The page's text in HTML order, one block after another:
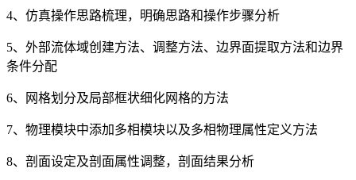
4、仿真操作思路梳理，明确思路和操作步骤分析
5、外部流体域创建方法、调整方法、边界面提取方法和边界
条件分配
6、网格划分及局部框状细化网格的方法
7、物理模块中添加多相模块以及多相物理属性定义方法
8、剖面设定及剖面属性调整，剖面结果分析